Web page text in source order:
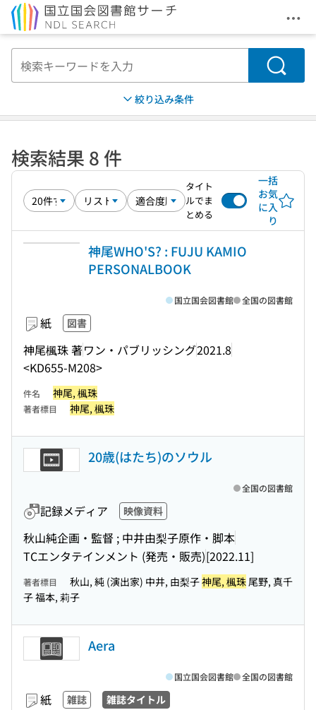
メ
検索
絞り込み条件
検索結果 8 件
タイト
ルでま
とめる
一括
お気
に入
り
神尾WHO'S? : FUJU KAMIO
PERSONALBOOK
紙 図書
神尾楓珠 著ワン・パブリッシング2021.8
<KD655-M208>
国立国会図書館 全国の図書館
件名 神尾, 楓珠
著者標目 神尾, 楓珠
20歳(はたち)のソウル
記録メディア 映像資料
秋山純企画・監督 ; 中井由梨子原作・脚本
TCエンタテインメント (発売・販売)[2022.11]
全国の図書館
著者標目 秋山, 純 (演出家) 中井, 由梨子神尾, 楓珠尾野, 真千
子 福本, 莉子
Aera
紙 雑誌 雑誌タイトル
国立国会図書館 全国の図書館